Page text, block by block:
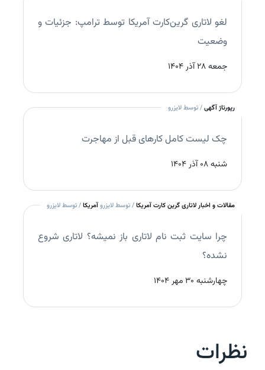
لغو لاتاری گرین‌کارت آمریکا توسط ترامپ: جزئیات و
وضعیت
جمعه 28 آذر 1404
رپورتاژ آگهی/ توسط لایزرو
چک‌ لیست کامل کارهای قبل از مهاجرت
شنبه 08 آذر 1404
مقالات و اخبار لاتاری گرین کارت آمریکا/ توسط لایزروآمریکا/ توسط لایزرو
چرا سایت ثبت نام لاتاری باز نمیشه؟ لاتاری شروع
نشده؟
چهارشنبه 30 مهر 1404
نظرات